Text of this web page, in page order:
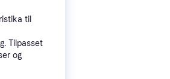
til
Tilpasset
og